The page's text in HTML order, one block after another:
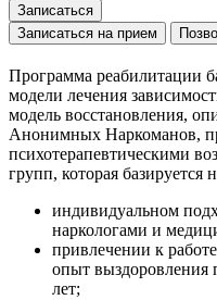
Записаться
Записаться на прием
Программа реабилитации
модели лечения
модель восстановления,
Анонимных Наркоманов,
психотерапевтическими
групп, которая базируется
индивидуальном
наркологами и
привлечении к
опыт выздоровления
лет;